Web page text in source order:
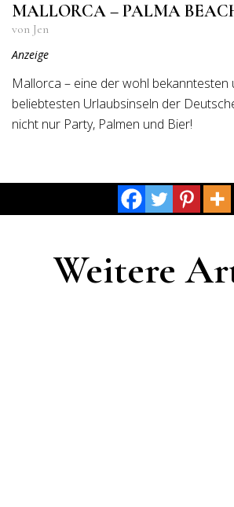
MALLORCA – PALMA
von Jen
Anzeige
Mallorca ­– eine der wohl bekanntesten
beliebtesten Urlaubsinseln der
nicht nur Party, Palmen und Bier!
Weitere